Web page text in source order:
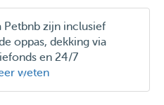
Petbnb zijn inclusief
oppas, dekking via
en 24/7
weten